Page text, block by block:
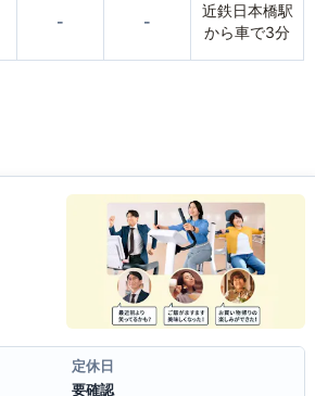
- -
近鉄日本橋駅
から車で3分
定休日
要確認